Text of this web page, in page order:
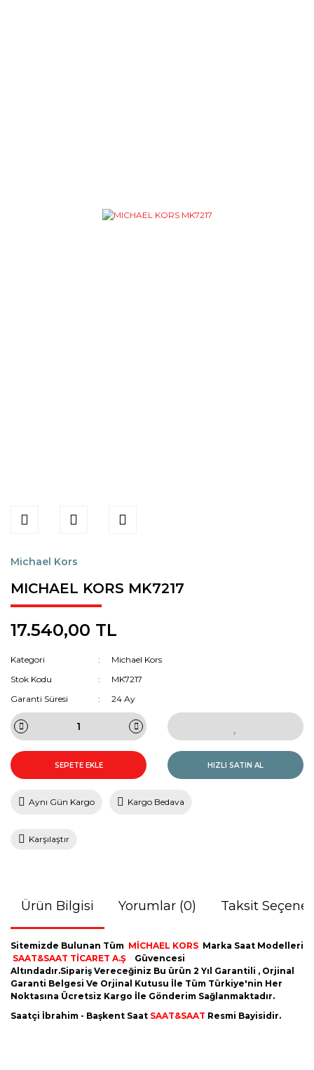
Michael Kors
MICHAEL KORS MK7217
17.540,00 TL
Kategori
Michael Kors
Stok Kodu
MK7217
Garanti Süresi
24 Ay
SEPETE EKLE HIZLI SATIN AL
Aynı Gün Kargo Kargo Bedava
Karşılaştır
Ürün Bilgisi Yorumlar (0) Taksit
Sitemizde Bulunan Tüm MİCHAEL KORS Marka Saat Modelleri
SAAT&SAAT TİCARET A.Ş
Güvencesi
Altındadır.Sipariş Vereceğiniz Bu ürün 2 Yıl Garantili , Orjinal
Garanti Belgesi Ve Orjinal Kutusu İle Tüm Türkiye'nin Her
Noktasına Ücretsiz Kargo İle Gönderim Sağlanmaktadır.
Saatçi İbrahim - Başkent Saat SAAT&SAAT Resmi Bayisidir.